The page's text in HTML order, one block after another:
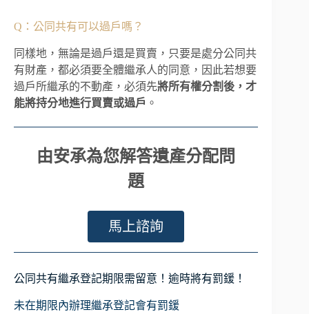
Q：公同共有可以過戶嗎？
同樣地，無論是過戶還是買賣，只要是處分公同共
有財產，都必須要全體繼承人的同意，因此若想要
過戶所繼承的不動產，必須先將所有權分割後，才
能將持分地進行買賣或過戶 。
由安承為您解答遺產分配問
題
馬上諮詢
公同共有繼承登記期限需留意！逾時將有罰鍰！
未在期限內辦理繼承登記會有罰鍰